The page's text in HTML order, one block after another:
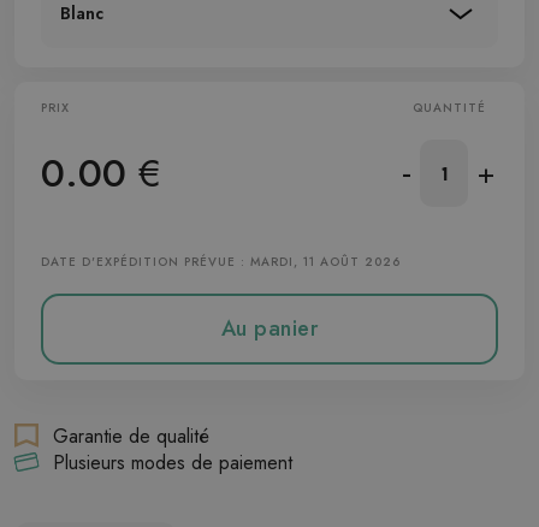
Blanc
PRIX
0.00 €
QUANTITÉ
- +
DATE D'EXPÉDITION PRÉVUE : MARDI, 11 AOÛT 2026
Au panier
Garantie de qualité
Plusieurs modes de paiement